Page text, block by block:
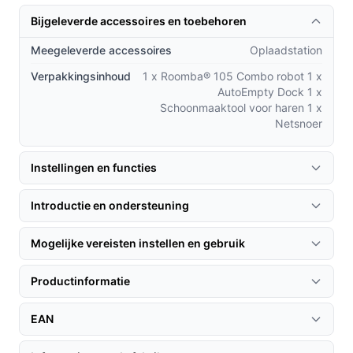
past perfect in jouw levensstijl.
Praktische voordelen t.o.v. alternatieven
Wat maakt de Roomba® 105 Combo onderscheidend in
In tegenstelling tot veel
andere modellen, zorgt het AutoEmpty Dock ervoor
dat je maandenlang geen stofzak hoeft te legen.
Geavanceerde navigatie:ClearView™ LiDAR-
technologie zorgt voor een nauwkeurige en
efficiënte schoonmaakroute, waardoor elk hoekje
van je huis wordt bereikt.
Multi-functioneel:Het combineren van stofzuigen
en dweilen in één apparaat biedt een complete
oplossing voor vloeronderhoud, wat andere
modellen vaak missen.
Bijgeleverde accessoires en toebehoren
Meegeleverde accessoires
Oplaadstation
Verpakkingsinhoud
1 x Roomba® 105 Combo robot 1 x
AutoEmpty Dock 1 x
Schoonmaaktool voor haren 1 x
Netsnoer
Instellingen en functies
Introductie en ondersteuning
Mogelijke vereisten instellen en gebruik
Productinformatie
EAN